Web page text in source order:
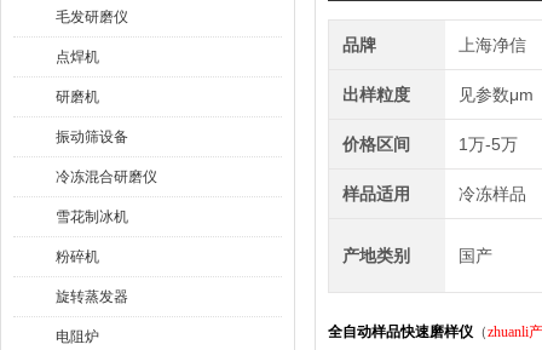
毛发研磨仪
点焊机
研磨机
振动筛设备
冷冻混合研磨仪
雪花制冰机
粉碎机
旋转蒸发器
电阻炉
品牌 上海净信
出样粒度 见参数μm
价格区间 1万-5万
样品适用 冷冻样品
产地类别 国产
全自动样品快速磨样仪 （zhuanli